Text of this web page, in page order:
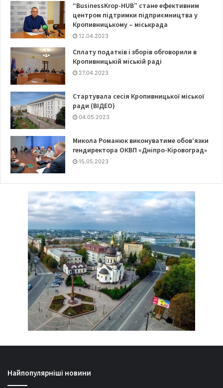
“BusinessKrop-HUB” стане ефективним
центром підтримки підприємництва у
Кропивницькому – міськрада
12.04.2023
Сплату податків і зборів обговорили в
Кропивницькій міській раді
27.04.2023
Стартувала сесія Кропивницької міської
ради (ВІДЕО)
04.05.2023
Микола Романюк виконуватиме обов’язки
гендиректора ОКВП «Дніпро-Кіровоград»
15.05.2023
Найпопулярніші новини